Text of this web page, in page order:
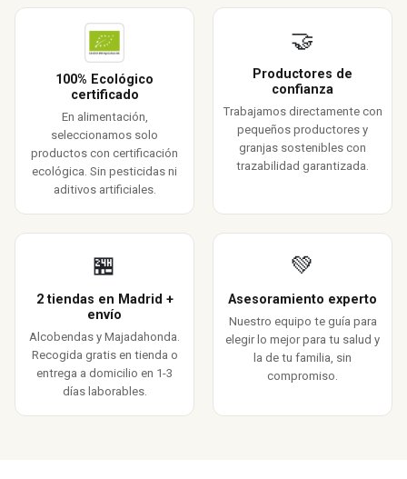
100% Ecológico
certificado
En alimentación,
seleccionamos solo
productos con certificación
ecológica. Sin pesticidas ni
aditivos artificiales.
🤝
Productores de
confianza
Trabajamos directamente con
pequeños productores y
granjas sostenibles con
trazabilidad garantizada.
🏪
2 tiendas en Madrid +
envío
Alcobendas y Majadahonda.
Recogida gratis en tienda o
entrega a domicilio en 1-3
días laborables.
💚
Asesoramiento experto
Nuestro equipo te guía para
elegir lo mejor para tu salud y
la de tu familia, sin
compromiso.